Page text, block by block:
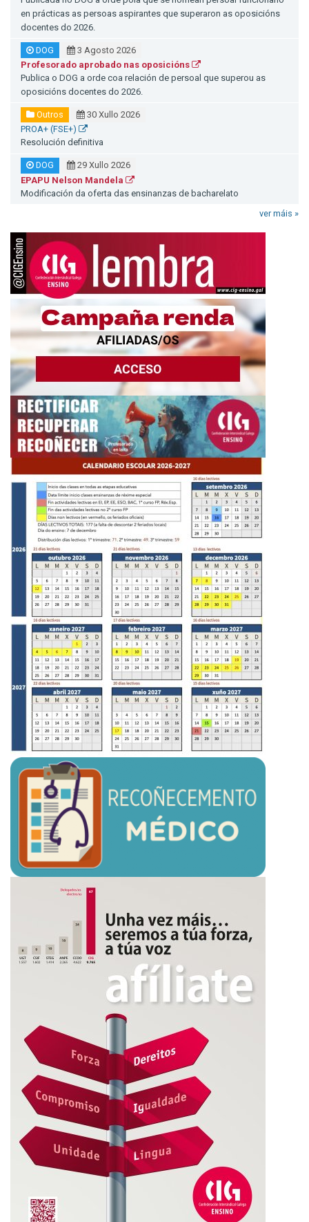
en prácticas as persoas aspirantes que superaron as oposicións
docentes do 2026.
DOG
3 Agosto 2026
Profesorado aprobado nas oposicións
Publica o DOG a orde coa relación de persoal que superou as
oposicións docentes do 2026.
Outros
30 Xullo 2026
PROA+ (FSE+)
Resolución definitiva
DOG
29 Xullo 2026
EPAPU Nelson Mandela
Modificación da oferta das ensinanzas de bacharelato
ver máis »